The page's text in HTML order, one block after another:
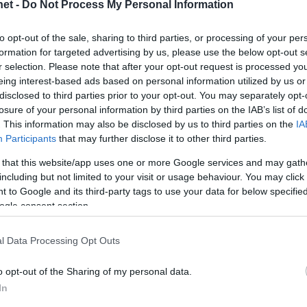
- Do Not Process My Personal Information
opt-out of the sale, sharing to third parties, or processing of your
for targeted advertising by us, please use the below opt-out
selection. Please note that after your opt-out request is processed
interest-based ads based on personal information utilized by us
to third parties prior to your opt-out. You may separately
of your personal information by third parties on the IAB’s list of
This information may also be disclosed by us to third parties on the
Participants that may further disclose it to other third parties.
that this website/app uses one or more Google services and may
but not limited to your visit or usage behaviour. You may
to Google and its third-party tags to use your data for below
consent section.
Data Processing Opt Outs
opt-out of the Sharing of my personal data.
poggyászok vihetők fel ingyenesen,
bejelentkezni, illetve
e (repülőtéri illeték, ülőhelyfoglalás díja).
szerint a korábbi vendégek észrevételeinek,
beérkező panaszok kapcsán azt
eljárás elrendelésének